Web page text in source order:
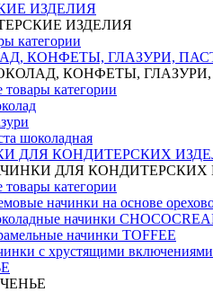
ИЗДЕЛИЯ
ИЗДЕЛИЯ
категории
КОНФЕТЫ, ГЛАЗУРИ,
КОНФЕТЫ, ГЛАЗУРИ,
товары категории
шоколадная
ДЛЯ КОНДИТЕРСКИХ
ДЛЯ КОНДИТЕРСКИХ
товары категории
начинки на основе
начинки
начинки TOFFEE
с хрустящими